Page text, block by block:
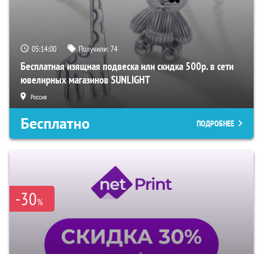
05:13:59 Получили:74
Бесплатная изящная подвеска или скидка 500р. в сети
ювелирных магазинов SUNLIGHT
Россия
Бесплатно ПОДРОБНЕЕ
-30%